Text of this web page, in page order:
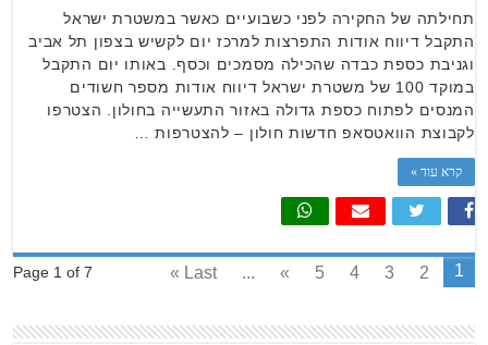
תחילתה של החקירה לפני כשבועיים כאשר במשטרת ישראל
התקבל דיווח אודות התפרצות למרכז יום לקשיש בצפון תל אביב
וגניבת כספת כבדה שהכילה מסמכים וכסף. באותו יום התקבל
במוקד 100 של משטרת ישראל דיווח אודות מספר חשודים
המנסים לפתוח כספת גדולה באזור התעשייה בחולון. הצטרפו
לקבוצת הוואטסאפ חדשות חולון – להצטרפות …
קרא עוד »
Page 1 of 7 1
2
3
4
5
»
...
Last »